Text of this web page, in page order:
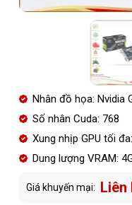
Nhân đồ họa: Nvidia
Số nhân Cuda: 768
Xung nhịp GPU tối
Dung lượng VRAM:
Giá khuyến mại: Liên